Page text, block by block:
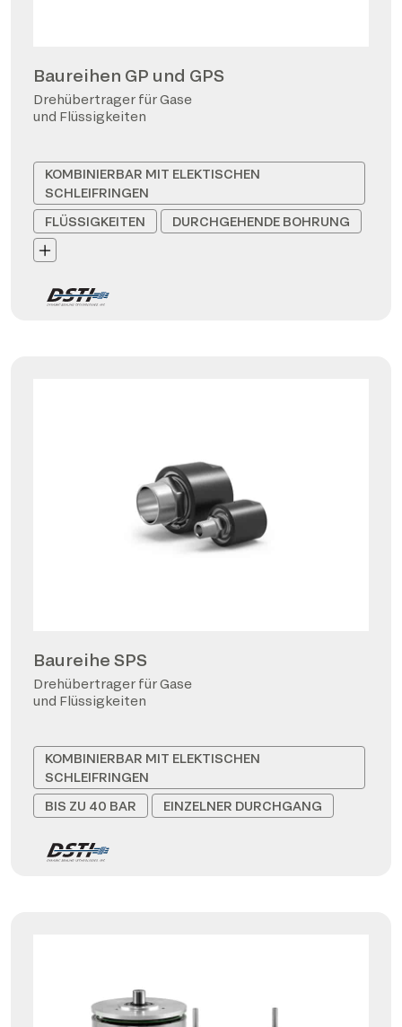
Baureihen GP und GPS
Drehübertrager für Gase
und Flüssigkeiten
KOMBINIERBAR MIT ELEKTISCHEN
SCHLEIFRINGEN
FLÜSSIGKEITEN
DURCHGEHENDE BOHRUNG
Baureihe SPS
Drehübertrager für Gase
und Flüssigkeiten
KOMBINIERBAR MIT ELEKTISCHEN
SCHLEIFRINGEN
BIS ZU 40 BAR
EINZELNER DURCHGANG